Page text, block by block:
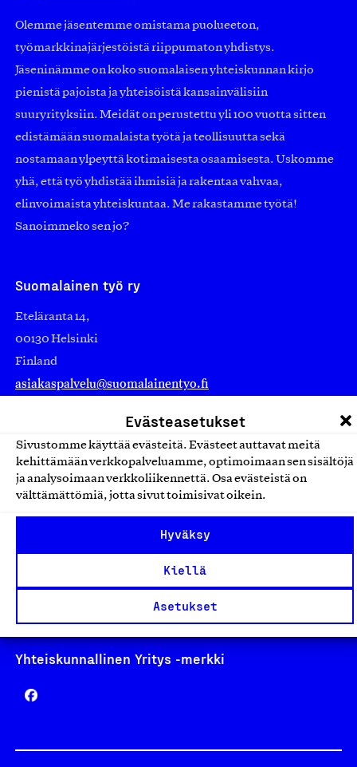
Evästeasetukset
Sivustomme käyttää evästeitä. Evästeet auttavat meitä
kehittämään verkkopalveluamme, optimoimaan sen sisältöjä
ja analysoimaan verkkoliikennettä. Osa evästeistä on
välttämättömiä, jotta sivut toimisivat oikein.
Hyväksy
Kiellä
Asetukset
Olemme jäsentemme omistama puolueeton,
työmarkkinajärjestöistä riippumaton yhdistys.
Jäseninämme on koko suomalaisen yhteiskunnan kirjo
pienistä pajoista ja yhteisöistä kansainvälisiin
suuryrityksiin. Meidät on perustettu yli 100 vuotta sitten
edistämään suomalaista työtä ja teollisuutta sekä
nostamaan ylpeyttä kotimaisesta osaamisesta. Uskomme
yhä, että työ yhdistää ihmisiä ja rakentaa vahvaa,
elinvoimaista yhteiskuntaa. Me rakastamme työtä!
Sanoimmeko sen jo?
Suomalainen työ ry
Eteläranta 14,
00130 Helsinki
Finland
asiakaspalvelu@suomalainentyo.fi
Avainlippu
Yhteiskunnallinen Yritys -merkki